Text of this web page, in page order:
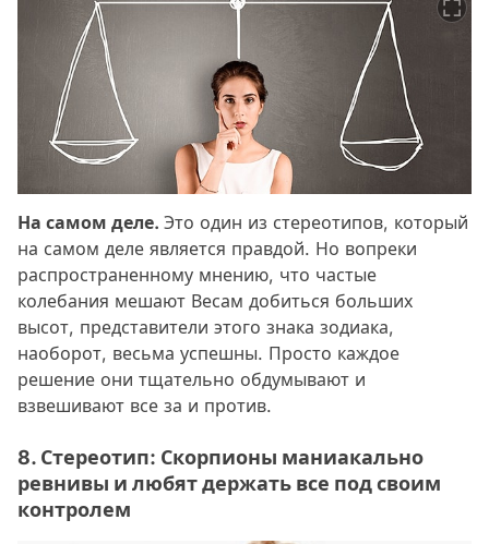
На самом деле. Это один из стереотипов, который
на самом деле является правдой. Но вопреки
распространенному мнению, что частые
колебания мешают Весам добиться больших
высот, представители этого знака зодиака,
наоборот, весьма успешны. Просто каждое
решение они тщательно обдумывают и
взвешивают все за и против.
8. Стереотип: Скорпионы маниакально
ревнивы и любят держать все под своим
контролем